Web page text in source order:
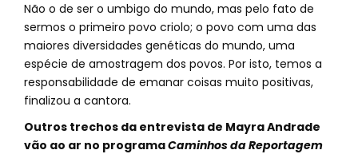
Não o de ser o umbigo do mundo, mas pelo fato de
sermos o primeiro povo criolo; o povo com uma das
maiores diversidades genéticas do mundo, uma
espécie de amostragem dos povos. Por isto, temos a
responsabilidade de emanar coisas muito positivas,
finalizou a cantora.
Outros trechos da entrevista de Mayra Andrade
vão ao ar no programaCaminhos da Reportagem